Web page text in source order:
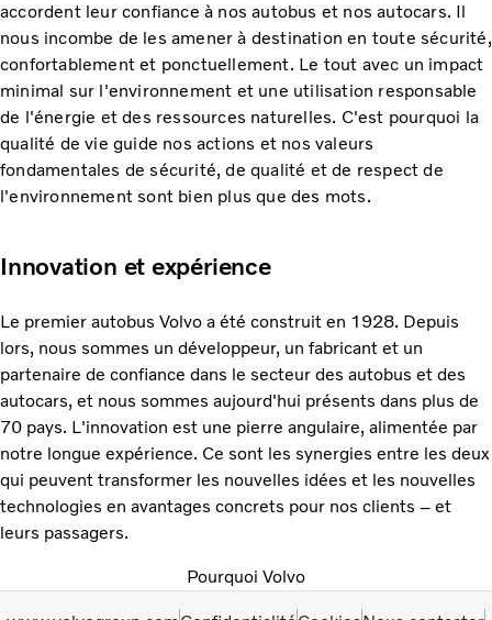
accordent leur confiance à nos autobus et nos autocars. Il
nous incombe de les amener à destination en toute sécurité,
confortablement et ponctuellement. Le tout avec un impact
minimal sur l'environnement et une utilisation responsable
de l'énergie et des ressources naturelles. C'est pourquoi la
qualité de vie guide nos actions et nos valeurs
fondamentales de sécurité, de qualité et de respect de
l'environnement sont bien plus que des mots.
Innovation et expérience
Le premier autobus Volvo a été construit en 1928. Depuis
lors, nous sommes un développeur, un fabricant et un
partenaire de confiance dans le secteur des autobus et des
autocars, et nous sommes aujourd'hui présents dans plus de
70 pays. L'innovation est une pierre angulaire, alimentée par
notre longue expérience. Ce sont les synergies entre les deux
qui peuvent transformer les nouvelles idées et les nouvelles
technologies en avantages concrets pour nos clients – et
leurs passagers.
Pourquoi Volvo